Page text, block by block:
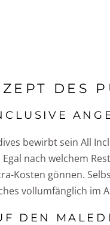
DES
bewirbt sein All
Egal nach welchem
Kosten gönnen.
vollumfänglich im
DEN